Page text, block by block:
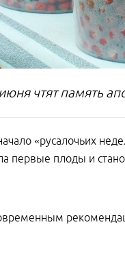
чтят память
«русалочьих
первые плоды и